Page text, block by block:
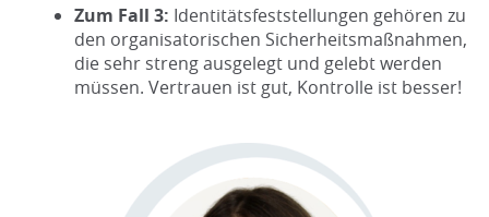
Zum Fall 3: Identitätsfeststellungen gehören zu
den organisatorischen Sicherheitsmaßnahmen,
die sehr streng ausgelegt und gelebt werden
müssen. Vertrauen ist gut, Kontrolle ist besser!